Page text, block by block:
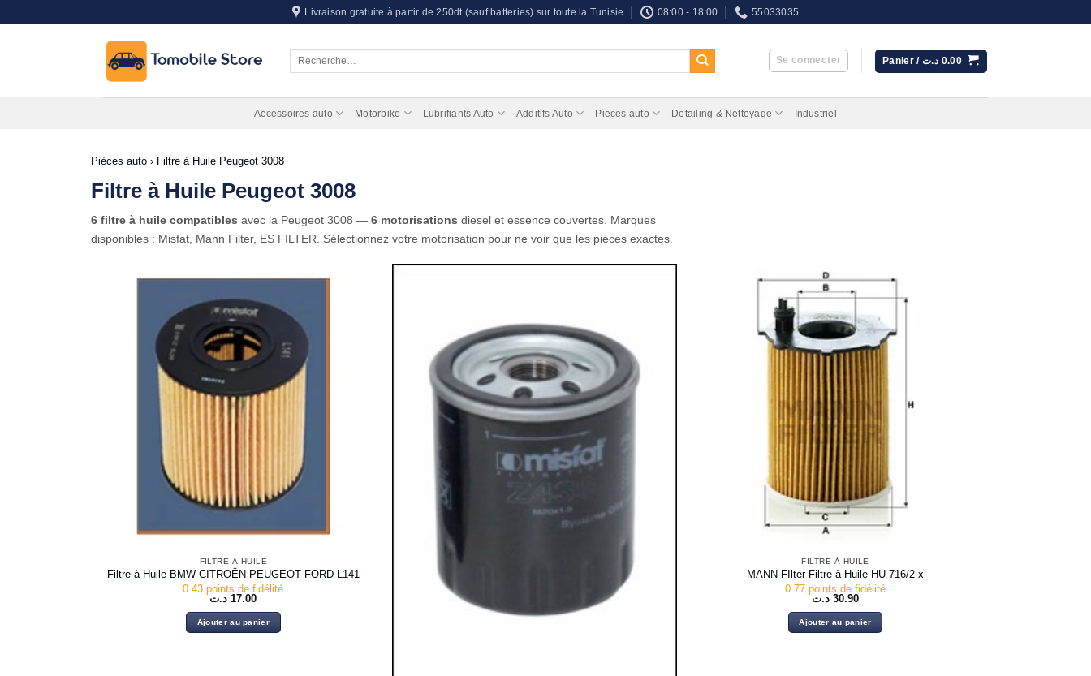
au
Livraison gratuite à partir de 250dt (sauf batteries) sur toute la Tunisie 08:00 - 18:00 55033035
Se connecter Panier / 0.00 د.ت
Accessoires auto Motorbike Lubrifiants Auto Additifs Auto Pieces auto Detailing & Nettoyage Industriel
Pièces auto › Filtre à Huile Peugeot 3008
Filtre à Huile Peugeot 3008
6 filtre à huile compatibles avec la Peugeot 3008 — 6 motorisations diesel et essence couvertes. Marques
disponibles : Misfat, Mann Filter, ES FILTER. Sélectionnez votre motorisation pour ne voir que les pièces exactes.
FILTRE À HUILE
Filtre à Huile BMW CITROËN PEUGEOT FORD L141
0.43 points de fidélité
17.00 د.ت
Ajouter au panier
FILTRE À HUILE
MANN FIlter Filtre à Huile HU 716/2 x
0.77 points de fidélité
30.90 د.ت
Ajouter au panier